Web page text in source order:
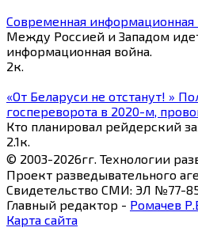
Современная информационная
Между Россией и Западом
информационная война.
2к.
«От Беларуси не отстанут! »
госпереворота в 2020-м,
Кто планировал рейдерский
2.1к.
© 2003-2026гг. Технологии
Проект разведывательного
Свидетельство СМИ: ЭЛ №77-
Главный редактор - Ромачев
Карта сайта